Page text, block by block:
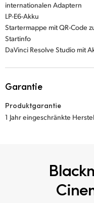
internationalen Adaptern
LP-E6-Akku
Startermappe mit QR-Code
Startinfo
DaVinci Resolve Studio mit
Garantie
Produktgarantie
1 Jahr eingeschränkte